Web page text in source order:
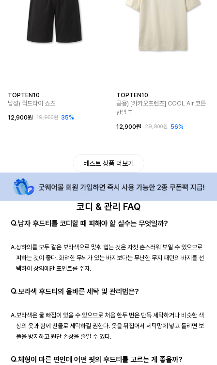
TOPTEN10
남성) 퀵드라이 쇼츠
12,900원
19,900원 35%
TOPTEN10
공용) [카카오프렌즈] COOL Air 코튼
반팔 T
12,900원
29,900원 56%
베스트 상품 더보기
코디 & 관리 FAQ
Q.남자 후드티를 코디할 때 피해야 할 실수는 무엇일까?
A.상하의를 모두 같은 보라색으로 맞춰 입는 것은 자칫 촌스러워 보일 수 있으므로
피하는 것이 좋다. 화려한 무늬가 있는 바지보다는 무난한 무지 패턴의 바지를 선
택하여 상의에만 포인트를 주자.
Q.보라색 후드티의 올바른 세탁 및 관리법은?
A.보라색은 물 빠짐이 있을 수 있으므로 처음 한두 번은 단독 세탁하거나 비슷한 색
상의 옷과 함께 찬물로 세탁하길 권한다. 옷을 뒤집어서 세탁망에 넣고 돌리면 보
풀을 방지하고 원단 손상을 줄일 수 있다.
Q.체형이 마른 편인데 어떤 핏의 후드티를 고르는 게 좋을까?